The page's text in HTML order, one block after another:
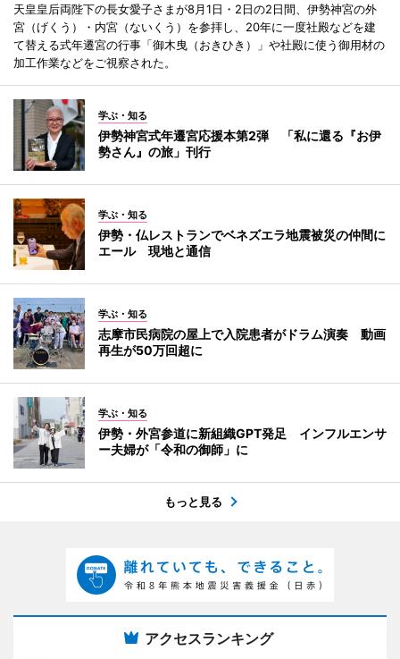
天皇皇后両陛下の長女愛子さまが8月1日・2日の2日間、伊勢神宮の外
宮（げくう）・内宮（ないくう）を参拝し、20年に一度社殿などを建
て替える式年遷宮の行事「御木曳（おきひき）」や社殿に使う御用材の
加工作業などをご視察された。
学ぶ・知る
伊勢神宮式年遷宮応援本第2弾 「私に還る『お伊
勢さん』の旅」刊行
学ぶ・知る
伊勢・仏レストランでベネズエラ地震被災の仲間に
エール 現地と通信
学ぶ・知る
志摩市民病院の屋上で入院患者がドラム演奏 動画
再生が50万回超に
学ぶ・知る
伊勢・外宮参道に新組織GPT発足 インフルエンサ
ー夫婦が「令和の御師」に
もっと見る
アクセスランキング